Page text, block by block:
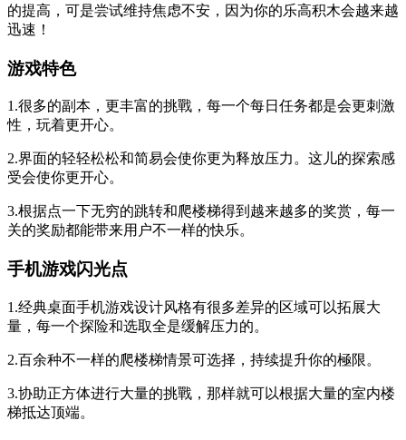
的提高，可是尝试维持焦虑不安，因为你的乐高积木会越来越
迅速！
游戏特色
1.很多的副本，更丰富的挑戰，每一个每日任务都是会更刺激
性，玩着更开心。
2.界面的轻轻松松和简易会使你更为释放压力。这儿的探索感
受会使你更开心。
3.根据点一下无穷的跳转和爬楼梯得到越来越多的奖赏，每一
关的奖励都能带来用户不一样的快乐。
手机游戏闪光点
1.经典桌面手机游戏设计风格有很多差异的区域可以拓展大
量，每一个探险和选取全是缓解压力的。
2.百余种不一样的爬楼梯情景可选择，持续提升你的極限。
3.协助正方体进行大量的挑戰，那样就可以根据大量的室内楼
梯抵达顶端。